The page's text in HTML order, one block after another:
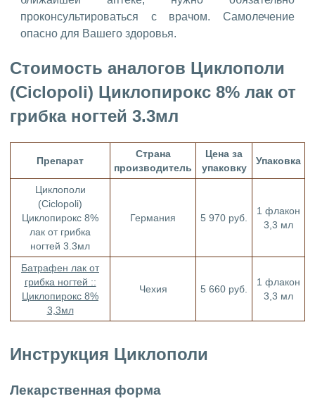
проконсультироваться с врачом. Самолечение
опасно для Вашего здоровья.
Стоимость аналогов Циклополи
(Сiclopoli) Циклопирокс 8% лак от
грибка ногтей 3.3мл
Препарат
Страна
производитель
Цена за
упаковку
Упаковка
Циклополи
(Сiclopoli)
Циклопирокс 8%
лак от грибка
ногтей 3.3мл
Германия 5 970 руб.
1 флакон
3,3 мл
Батрафен лак от
грибка ногтей ::
Циклопирокс 8%
3,3мл
Чехия 5 660 руб.
1 флакон
3,3 мл
Инструкция Циклополи
Лекарственная форма